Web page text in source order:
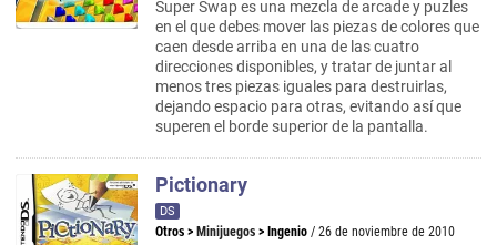
Super Swap es una mezcla de arcade y puzles
en el que debes mover las piezas de colores que
caen desde arriba en una de las cuatro
direcciones disponibles, y tratar de juntar al
menos tres piezas iguales para destruirlas,
dejando espacio para otras, evitando así que
superen el borde superior de la pantalla.
Pictionary
DS
Otros > Minijuegos > Ingenio / 26 de noviembre de 2010